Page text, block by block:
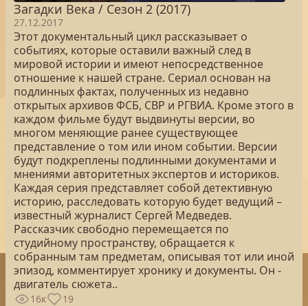
Загадки Века / Сезон 2 (2017)
27.12.2017
Этот документальный цикл рассказывает о
событиях, которые оставили важный след в
мировой истории и имеют непосредственное
отношение к нашей стране. Сериал основан на
подлинных фактах, полученных из недавно
открытых архивов ФСБ, СВР и РГВИА. Кроме этого в
каждом фильме будут выдвинуты версии, во
многом меняющие ранее существующее
представление о том или ином событии. Версии
будут подкреплены подлинными документами и
мнениями авторитетных экспертов и историков.
Каждая серия представляет собой детективную
историю, расследовать которую будет ведущий –
известный журналист Сергей Медведев.
Рассказчик свободно перемещается по
студийному пространству, обращается к
собранным там предметам, описывая тот или иной
эпизод, комментирует хронику и документы. Он -
двигатель сюжета..
16к 19